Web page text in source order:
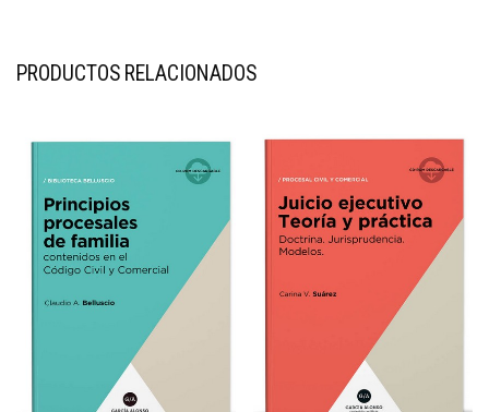
PRODUCTOS RELACIONADOS